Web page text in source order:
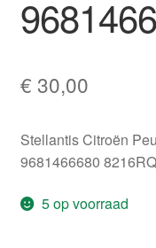
€ 30,00
Stellantis Citroën
9681466680 8216RQ
5 op voorraad